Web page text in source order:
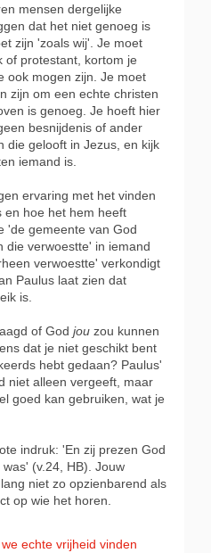
mensen dergelijke
dat het niet genoeg is
zijn 'zoals wij'. Je moet
of protestant, kortom je
ook mogen zijn. Je moet
zijn om een echte christen
is genoeg. Je hoeft hier
besnijdenis of ander
die gelooft in Jezus, en kijk
iemand is.
ervaring met het vinden
en hoe het hem heeft
'de gemeente van God
die verwoestte' in iemand
verwoestte' verkondigt
Paulus laat zien dat
is.
of God jou zou kunnen
dat je niet geschikt bent
hebt gedaan? Paulus'
niet alleen vergeeft, maar
goed kan gebruiken, wat je
indruk: 'En zij prezen God
(v.24, HB). Jouw
niet zo opzienbarend als
op wie het horen.
echte vrijheid vinden